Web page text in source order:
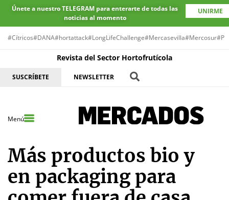
Únete a nuestro TELEGRAM para enterarte de todas las
noticias al momento
UNIRME
#Cítricos#DANA#hortattack#LongLifeChallenge#Mercasevilla#Mercosur
Revista del Sector Hortofrutícola
SUSCRÍBETE NEWSLETTER
Menú
Más productos bio y
en packaging para